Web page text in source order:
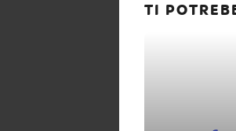
TI